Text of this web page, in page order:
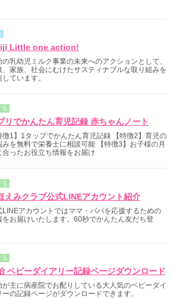
Little one action!
の乳幼児ミルク事業の未来へのアクションとして、
、家族、社会にむけたサスティナブルな取り組みを
ています。
る
リでかんたん育児記録 赤ちゃんノート
徴1】1タップでかんたん育児記録 【特徴2】育児の
みを無料で栄養士に相談可能 【特徴3】お子様の月
合ったお役立ち情報をお届け
る
えみクラブ公式LINEアカウント紹介
LINEアカウントではママ・パパを応援するための
をお届けいたします。60秒でかんたん友だち登
る
ベビーダイアリー記録ページダウンロード
が主に病産院でお配りしている大人気のベビーダイ
ーの記録ページがダウンロードできます。